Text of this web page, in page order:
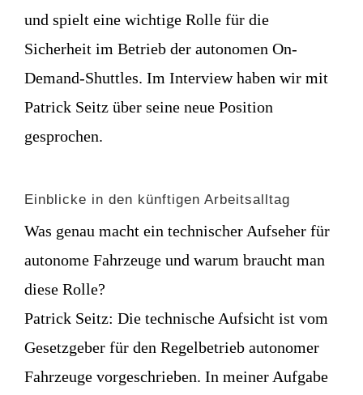
und spielt eine wichtige Rolle für die
Sicherheit im Betrieb der autonomen On-
Demand-Shuttles. Im Interview haben wir mit
Patrick Seitz über seine neue Position
gesprochen.
Einblicke in den künftigen Arbeitsalltag
Was genau macht ein technischer Aufseher für
autonome Fahrzeuge und warum braucht man
diese Rolle?
Patrick Seitz: Die technische Aufsicht ist vom
Gesetzgeber für den Regelbetrieb autonomer
Fahrzeuge vorgeschrieben. In meiner Aufgabe